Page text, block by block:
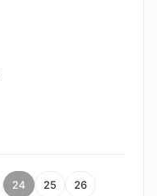
24 25 26